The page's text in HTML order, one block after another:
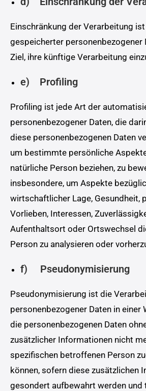
Einschränkung der Verarbeitung
gespeicherter personenbezogener
Ziel, ihre künftige Verarbeitung
e) Profiling
Profiling ist jede Art der
personenbezogener Daten, die
diese personenbezogenen Daten
um bestimmte persönliche
natürliche Person beziehen, zu
insbesondere, um Aspekte
wirtschaftlicher Lage, Gesundheit,
Vorlieben, Interessen,
Aufenthaltsort oder Ortswechsel
Person zu analysieren oder
f) Pseudonymisierung
Pseudonymisierung ist die
personenbezogener Daten in einer
die personenbezogenen Daten
zusätzlicher Informationen nicht
spezifischen betroffenen Person
können, sofern diese zusätzlichen
gesondert aufbewahrt werden und